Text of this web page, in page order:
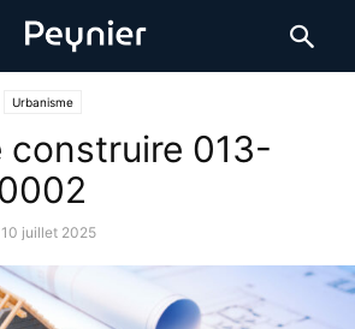
Urbanisme
construire 013-
10 juillet 2025